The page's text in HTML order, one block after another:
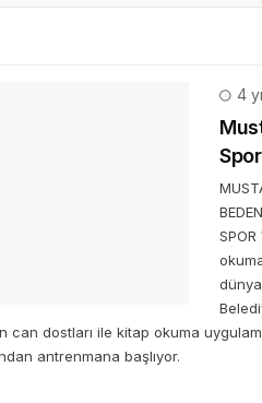
4
Spor
SPOR
can dostları ile kitap okuma
antrenmana başlıyor.